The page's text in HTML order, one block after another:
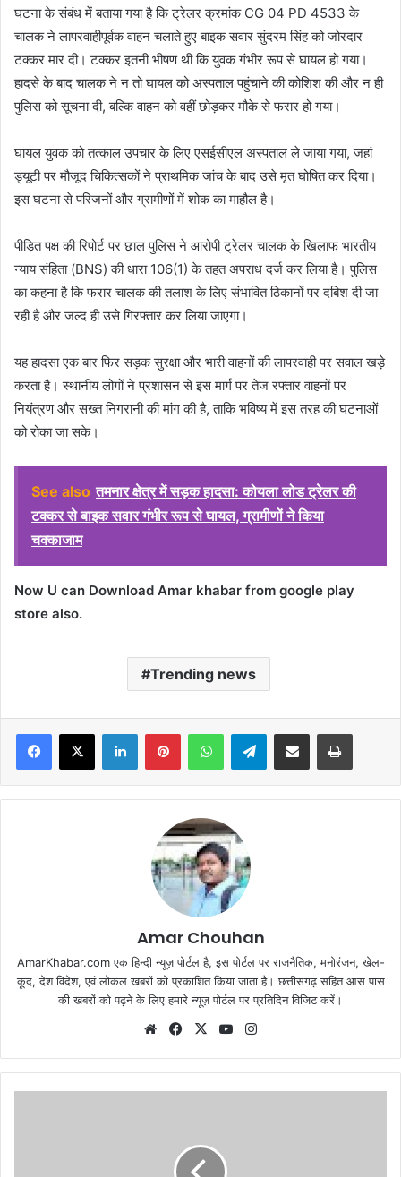
घटना के संबंध में बताया गया है कि ट्रेलर क्रमांक CG 04 PD 4533 के
चालक ने लापरवाहीपूर्वक वाहन चलाते हुए बाइक सवार सुंदरम सिंह को जोरदार
टक्कर मार दी। टक्कर इतनी भीषण थी कि युवक गंभीर रूप से घायल हो गया।
हादसे के बाद चालक ने न तो घायल को अस्पताल पहुंचाने की कोशिश की और न ही
पुलिस को सूचना दी, बल्कि वाहन को वहीं छोड़कर मौके से फरार हो गया।
घायल युवक को तत्काल उपचार के लिए एसईसीएल अस्पताल ले जाया गया, जहां
ड्यूटी पर मौजूद चिकित्सकों ने प्राथमिक जांच के बाद उसे मृत घोषित कर दिया।
इस घटना से परिजनों और ग्रामीणों में शोक का माहौल है।
पीड़ित पक्ष की रिपोर्ट पर छाल पुलिस ने आरोपी ट्रेलर चालक के खिलाफ भारतीय
न्याय संहिता (BNS) की धारा 106(1) के तहत अपराध दर्ज कर लिया है। पुलिस
का कहना है कि फरार चालक की तलाश के लिए संभावित ठिकानों पर दबिश दी जा
रही है और जल्द ही उसे गिरफ्तार कर लिया जाएगा।
यह हादसा एक बार फिर सड़क सुरक्षा और भारी वाहनों की लापरवाही पर सवाल खड़े
करता है। स्थानीय लोगों ने प्रशासन से इस मार्ग पर तेज रफ्तार वाहनों पर
नियंत्रण और सख्त निगरानी की मांग की है, ताकि भविष्य में इस तरह की घटनाओं
को रोका जा सके।
See also तमनार क्षेत्र में सड़क हादसा: कोयला लोड ट्रेलर की
टक्कर से बाइक सवार गंभीर रूप से घायल, ग्रामीणों ने किया
चक्काजाम
Now U can Download Amar khabar from google play
store also.
Trending news
Facebook
X LinkedInPinterestWhatsAppTelegramShare via Email Print
Amar Chouhan
AmarKhabar.com एक हिन्दी न्यूज़ पोर्टल है, इस पोर्टल पर राजनैतिक, मनोरंजन, खेल-
कूद, देश विदेश, एवं लोकल खबरों को प्रकाशित किया जाता है। छत्तीसगढ़ सहित आस पास
की खबरों को पढ़ने के लिए हमारे न्यूज़ पोर्टल पर प्रतिदिन विजिट करें।
WebsiteFacebook
X YouTube